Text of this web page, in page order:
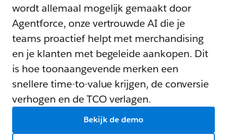
wordt allemaal mogelijk gemaakt door
Agentforce, onze vertrouwde AI die je
teams proactief helpt met merchandising
en je klanten met begeleide aankopen. Dit
is hoe toonaangevende merken een
snellere time-to-value krijgen, de conversie
verhogen en de TCO verlagen.
Bekijk de demo